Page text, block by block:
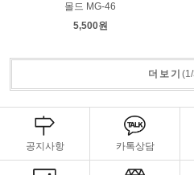
몰드 MG-46
5,500원
더보기 (1/
공지사항 카톡상담